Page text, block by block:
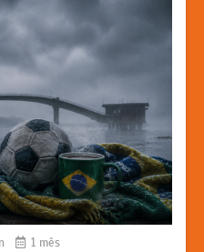
1 mês